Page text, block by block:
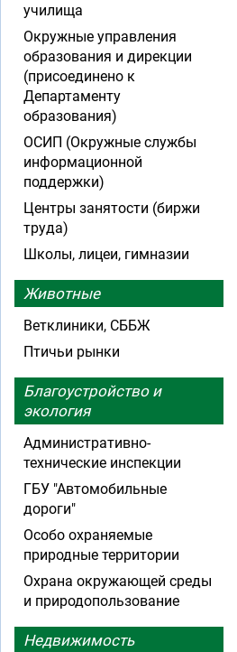
училища
Окружные управления
образования и дирекции
(присоединено к
Департаменту
образования)
ОСИП (Окружные службы
информационной
поддержки)
Центры занятости (биржи
труда)
Школы, лицеи, гимназии
Животные
Ветклиники, СББЖ
Птичьи рынки
Благоустройство и
экология
Административно-
технические инспекции
ГБУ "Автомобильные
дороги"
Особо охраняемые
природные территории
Охрана окружающей среды
и природопользование
Недвижимость